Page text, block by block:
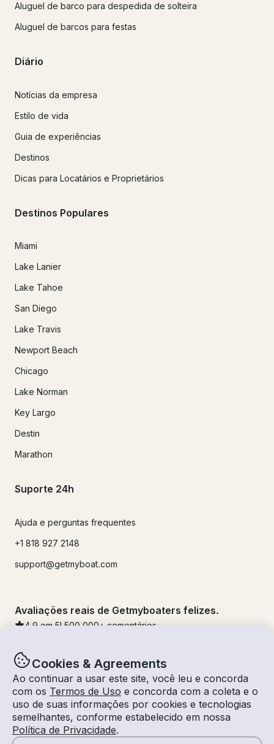
Cookies & Agreements
Ao continuar a usar este site, você leu e concorda
com os Termos de Uso e concorda com a coleta e o
uso de suas informações por cookies e tecnologias
semelhantes, conforme estabelecido em nossa
Política de Privacidade.
Aluguel de barco para despedida de solteira
Aluguel de barcos para festas
Diário
Notícias da empresa
Estilo de vida
Guia de experiências
Destinos
Dicas para Locatários e Proprietários
Destinos Populares
Miami
Lake Lanier
Lake Tahoe
San Diego
Lake Travis
Newport Beach
Chicago
Lake Norman
Key Largo
Destin
Marathon
Suporte 24h
Ajuda e perguntas frequentes
+1 818 927 2148
support@getmyboat.com
Avaliações reais de Getmyboaters felizes.
4.9 em 5! 500,000 + comentários